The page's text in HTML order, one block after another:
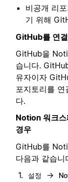
비공개 리
기 위해
GitHub를 연
GitHub을
습니다.
유자이자
포지토리를
다.
Notion 워크
경우
GitHub를
다음과 같습니
설정 →